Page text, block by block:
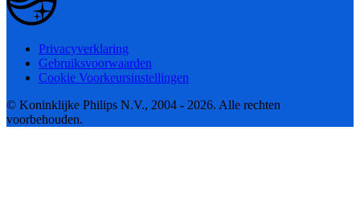
Privacyverklaring
Gebruiksvoorwaarden
Cookie Voorkeursinstellingen
© Koninklijke Philips N.V., 2004 - 2026. Alle rechten
voorbehouden.